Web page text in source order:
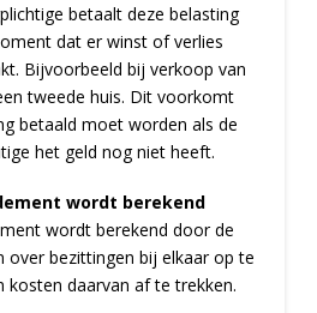
betaalt deze belasting
dat er winst of verlies
Bijvoorbeeld bij verkoop van
tweede huis. Dit voorkomt
betaald moet worden als de
het geld nog niet heeft.
wordt berekend
wordt berekend door de
over bezittingen bij elkaar op te
kosten daarvan af te trekken.